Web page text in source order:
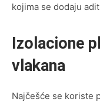
kojima se dodaju
Izolacione
vlakana
Najčešće se koriste